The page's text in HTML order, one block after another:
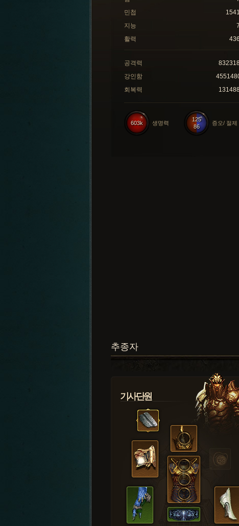
민첩
지능
활력
공격력
강인함
회복력
125
86
증오/ 절제
603k 생명력
추종자
기사단원